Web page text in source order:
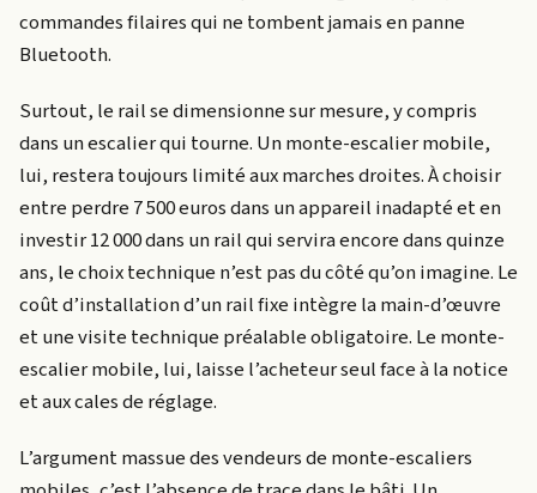
commandes filaires qui ne tombent jamais en panne
Bluetooth.
Surtout, le rail se dimensionne sur mesure, y compris
dans un escalier qui tourne. Un monte-escalier mobile,
lui, restera toujours limité aux marches droites. À choisir
entre perdre 7 500 euros dans un appareil inadapté et en
investir 12 000 dans un rail qui servira encore dans quinze
ans, le choix technique n’est pas du côté qu’on imagine. Le
coût d’installation d’un rail fixe intègre la main-d’œuvre
et une visite technique préalable obligatoire. Le monte-
escalier mobile, lui, laisse l’acheteur seul face à la notice
et aux cales de réglage.
L’argument massue des vendeurs de monte-escaliers